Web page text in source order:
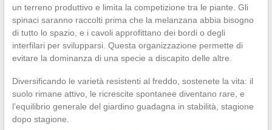
un terreno produttivo e limita la competizione tra le piante. Gli
spinaci saranno raccolti prima che la melanzana abbia bisogno
di tutto lo spazio, e i cavoli approfittano dei bordi o degli
interfilari per svilupparsi. Questa organizzazione permette di
evitare la dominanza di una specie a discapito delle altre.
Diversificando le varietà resistenti al freddo, sostenete la vita: il
suolo rimane attivo, le ricrescite spontanee diventano rare, e
l’equilibrio generale del giardino guadagna in stabilità, stagione
dopo stagione.